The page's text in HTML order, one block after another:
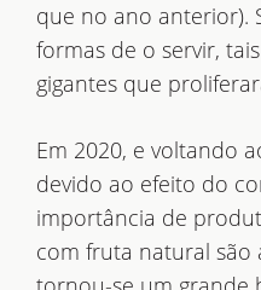
que no ano anterior).
formas de o servir,
gigantes que
Em 2020, e voltando
devido ao efeito do
importância de
com fruta natural são